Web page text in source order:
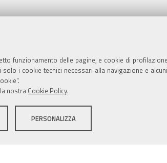
funzionamento delle pagine, e cookie di
i cookie tecnici necessari alla navigazione e
nostra Cookie Policy.
PERSONALIZZA